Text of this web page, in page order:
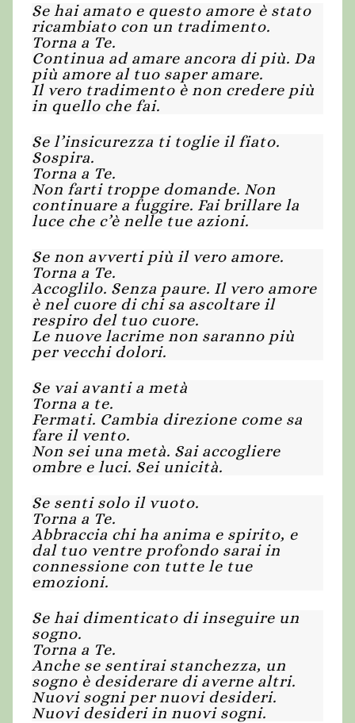
Se hai amato e questo amore è stato
ricambiato con un tradimento.
Torna a Te.
Continua ad amare ancora di più. Da
più amore al tuo saper amare.
Il vero tradimento è non credere più
in quello che fai.
Se l’insicurezza ti toglie il fiato.
Sospira.
Torna a Te.
Non farti troppe domande. Non
continuare a fuggire. Fai brillare la
luce che c’è nelle tue azioni.
Se non avverti più il vero amore.
Torna a Te.
Accoglilo. Senza paure. Il vero amore
è nel cuore di chi sa ascoltare il
respiro del tuo cuore.
Le nuove lacrime non saranno più
per vecchi dolori.
Se vai avanti a metà
Torna a te.
Fermati. Cambia direzione come sa
fare il vento.
Non sei una metà. Sai accogliere
ombre e luci. Sei unicità.
Se senti solo il vuoto.
Torna a Te.
Abbraccia chi ha anima e spirito, e
dal tuo ventre profondo sarai in
connessione con tutte le tue
emozioni.
Se hai dimenticato di inseguire un
sogno.
Torna a Te.
Anche se sentirai stanchezza, un
sogno è desiderare di averne altri.
Nuovi sogni per nuovi desideri.
Nuovi desideri in nuovi sogni.